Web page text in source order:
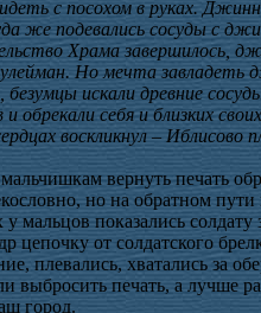
с посохом в руках.
же подевались сосуды с
Храма завершилось,
Но мечта
безумцы искали древние
обрекали себя и близких
воскликнул – Иблисово
вернуть печать
но на обратном
у мальцов показались
цепочку от солдатского
плевались, хватались за
выбросить печать, а лучше
город.